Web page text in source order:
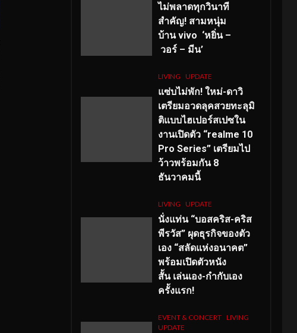
ไม่พลาดทุกวินาที
สำคัญ! สามหนุ่ม
บ้าน vivo ‘หยิ่น –
วอร์ – มีน’
LIVING UPDATE
แซ่บไม่พัก! ใหม่-ดาวิ
เตรียมอวดลุคสวยทะลุมิ
ติแบบไฮเปอร์สเปซใน
งานเปิดตัว “realme 10
Pro Series” เตรียมไป
ว้าวพร้อมกัน 8
ธันวาคมนี้
LIVING UPDATE
นั่งแท่น “บอสคริส-คริส
พีรวัส” ผุดธุรกิจของตัว
เอง “สลัดแห่งอนาคต”
พร้อมเปิดตัวหนัง
สั้น เล่นเอง-กำกับเอง
ครั้งแรก!
EVENT & CONCERT LIVING
UPDATE